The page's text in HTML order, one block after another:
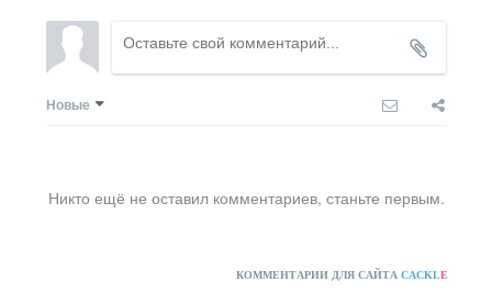
Новые
Никто ещё не оставил комментариев, станьте первым.
КОММЕНТАРИИ ДЛЯ САЙТА CACKLE